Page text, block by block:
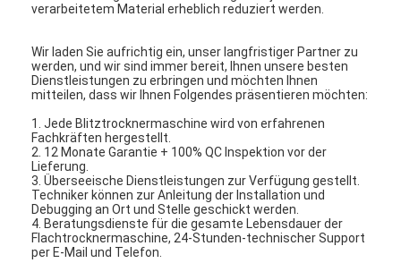
Universalzerkleinerungsmaschine
Superfine Schleifmaschine
v-Art Pulvermischer
IBC-Behälter-Mischmaschine
Industrielle Schleuder
Grelle trockenere Maschine
verarbeitetem Material erheblich reduziert werden.
Wir laden Sie aufrichtig ein, unser langfristiger Partner zu
werden, und wir sind immer bereit, Ihnen unsere besten
Dienstleistungen zu erbringen und möchten Ihnen
mitteilen, dass wir Ihnen Folgendes präsentieren möchten:
1. Jede Blitztrocknermaschine wird von erfahrenen
Fachkräften hergestellt.
2. 12 Monate Garantie + 100% QC Inspektion vor der
Lieferung.
3. Überseeische Dienstleistungen zur Verfügung gestellt.
Techniker können zur Anleitung der Installation und
Debugging an Ort und Stelle geschickt werden.
4. Beratungsdienste für die gesamte Lebensdauer der
Flachtrocknermaschine, 24-Stunden-technischer Support
per E-Mail und Telefon.